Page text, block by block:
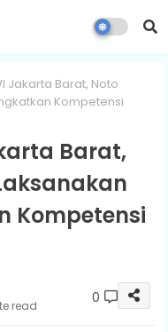
Jakarta Barat, Noto
Kompetensi
Barat,
Kompetensi
read 0